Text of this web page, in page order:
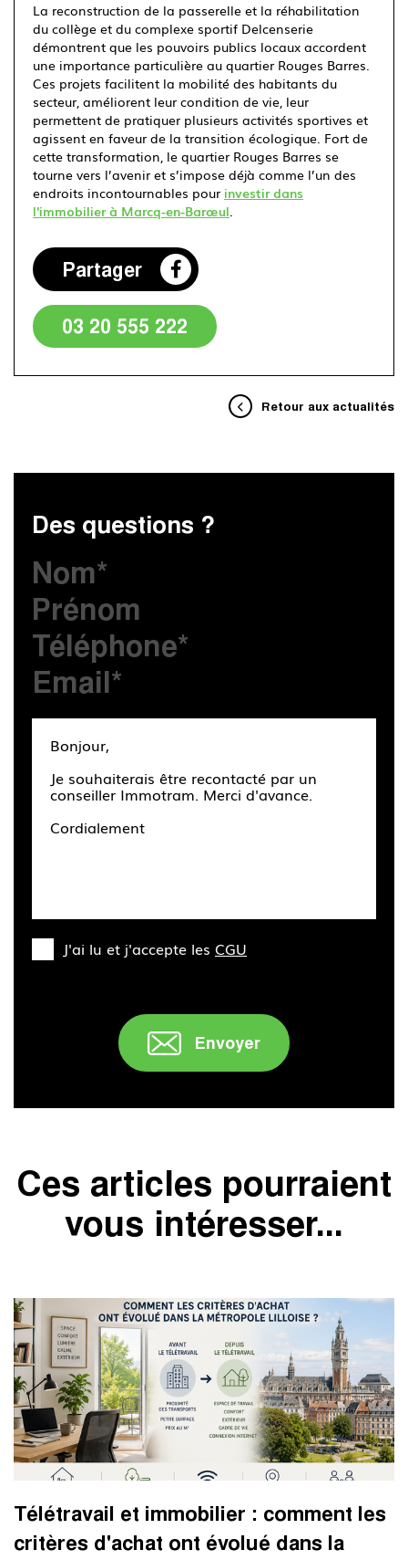
Des questions ?
J'ai lu et j'accepte les CGU
Envoyer
La reconstruction de la passerelle et la réhabilitation
du collège et du complexe sportif Delcenserie
démontrent que les pouvoirs publics locaux accordent
une importance particulière au quartier Rouges Barres.
Ces projets facilitent la mobilité des habitants du
secteur, améliorent leur condition de vie, leur
permettent de pratiquer plusieurs activités sportives et
agissent en faveur de la transition écologique. Fort de
cette transformation, le quartier Rouges Barres se
tourne vers l’avenir et s’impose déjà comme l’un des
endroits incontournables pour investir dans
l'immobilier à Marcq-en-Barœul.
Partager
03 20 555 222
Retour aux actualités
Ces articles pourraient
vous intéresser...
Télétravail et immobilier : comment les
critères d'achat ont évolué dans la